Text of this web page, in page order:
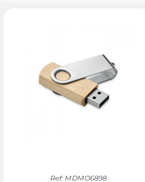
Ref: MDMO6898